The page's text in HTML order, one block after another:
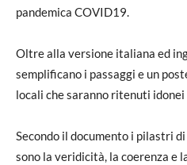
pandemica COVID19.
Oltre alla versione italiana ed
semplificano i passaggi e un
locali che saranno ritenuti idonei
Secondo il documento i pilastri
sono la veridicità, la coerenza e